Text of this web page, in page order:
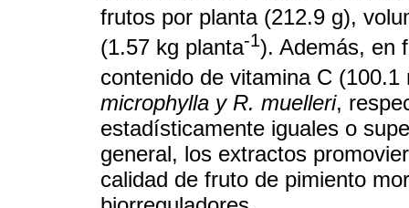
frutos por planta (212.9 g),
(1.57 kg planta-1). Además, en
contenido de vitamina C (100.1
microphylla y R. muelleri,
estadísticamente iguales o
general, los extractos
calidad de fruto de pimiento